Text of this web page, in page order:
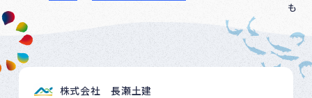
も
株式会社 長瀬土建